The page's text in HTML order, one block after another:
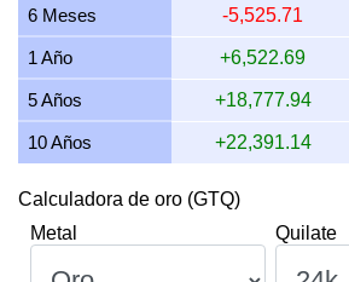
9 julio 2026 31,520.18
8 julio 2026 31,016.16
6 Meses -5,525.71
1 Año +6,522.69
5 Años +18,777.94
10 Años +22,391.14
Calculadora de oro (GTQ)
Metal
Quilate